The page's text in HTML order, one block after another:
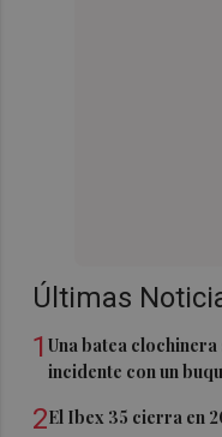
Últimas
1Una batea clochinera
incidente con un
2El Ibex 35 cierra en